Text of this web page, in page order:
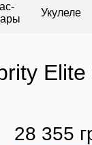
Укулеле
28 355